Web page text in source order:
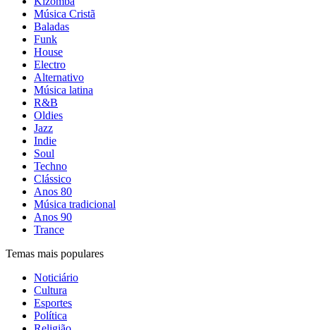
Música Cristã
Baladas
Funk
House
Electro
Alternativo
Música latina
R&B
Oldies
Jazz
Indie
Soul
Techno
Clássico
Anos 80
Música tradicional
Anos 90
Trance
Temas mais populares
Noticiário
Cultura
Esportes
Política